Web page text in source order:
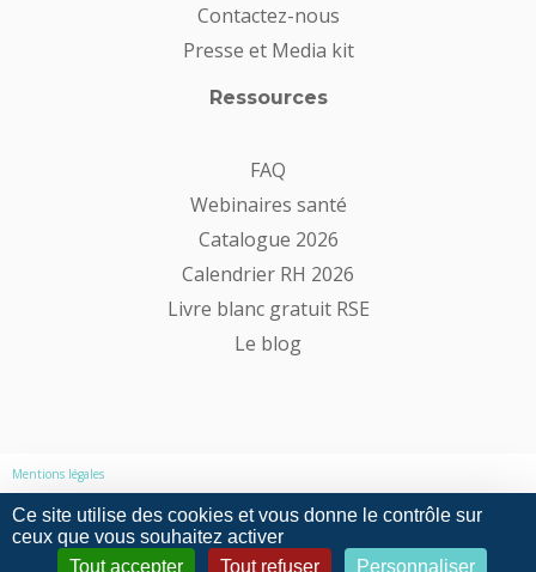
Contactez-nous
Presse et Media kit
Ressources
FAQ
Webinaires santé
Catalogue 2026
Calendrier RH 2026
Livre blanc gratuit RSE
Le blog
Mentions légales
Politique de confidentialité
Ce site utilise des cookies et vous donne le contrôle sur
ceux que vous souhaitez activer
Tout accepter
Tout refuser Personnaliser